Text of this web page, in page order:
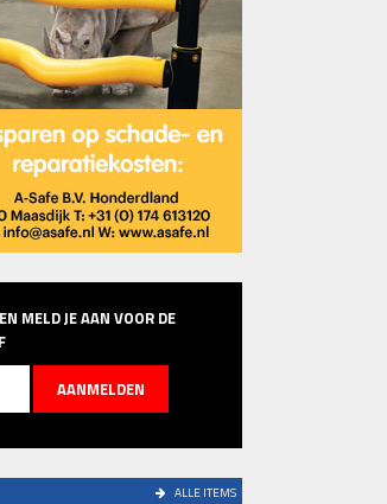
MELD JE AAN VOOR DE
ALLE ITEMS